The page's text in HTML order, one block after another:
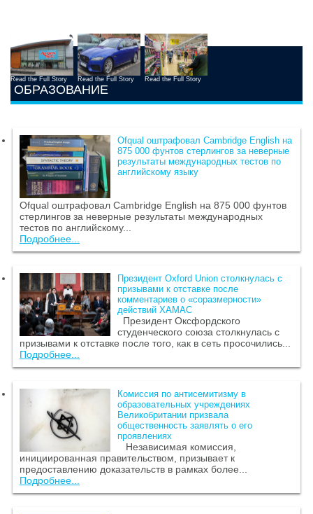
Read the Full Story Read the Full Story Read the Full Story
ОБРАЗОВАНИЕ
Ofqual оштрафовал Cambridge English на
875 000 фунтов стерлингов за неверные
результаты международных тестов по
английскому языку
Ofqual оштрафовал Cambridge English на 875 000 фунтов
стерлингов за неверные результаты международных
тестов по английскому...
Подробнее...
Президент Oxford Union столкнулась с
призывами к отставке после
комментариев о «соразмерности»
действий ХАМАС
Президент Оксфордского
студенческого союза столкнулась с
призывами к отставке после того, как в сеть просочились...
Подробнее...
Комиссия по антисемитизму в
образовательных учреждениях
Великобритании призвала
общественность заявлять о его
проявлениях
Независимая комиссия,
инициированная правительством, призывает к
предоставлению доказательств в рамках более...
Подробнее...